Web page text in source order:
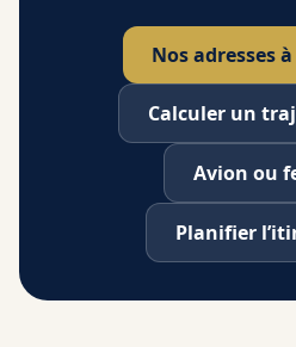
Nos adressesà
Calculer un
Avion ou
Planifier